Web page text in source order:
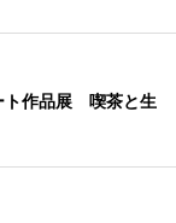
ト作品展 喫茶と生